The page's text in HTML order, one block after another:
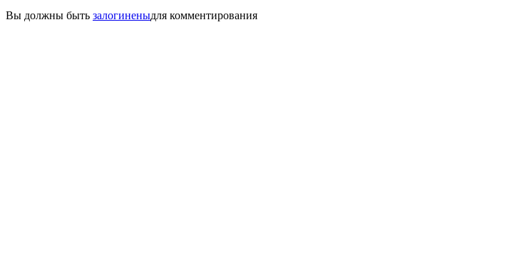
Вы должны быть залогиненыдля комментирования